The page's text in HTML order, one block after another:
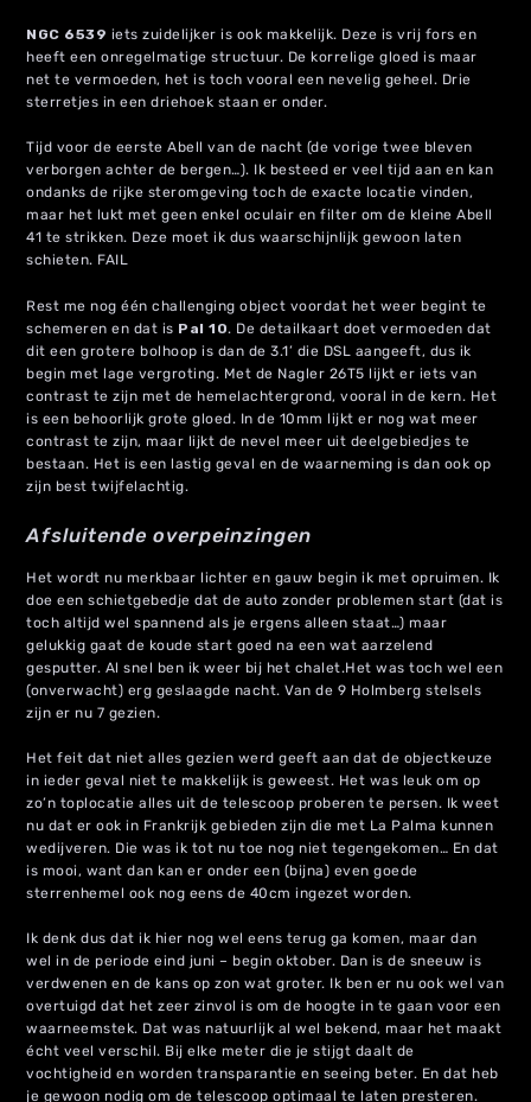
NGC 6539 iets zuidelijker is ook makkelijk. Deze is vrij fors en
heeft een onregelmatige structuur. De korrelige gloed is maar
net te vermoeden, het is toch vooral een nevelig geheel. Drie
sterretjes in een driehoek staan er onder.
Tijd voor de eerste Abell van de nacht (de vorige twee bleven
verborgen achter de bergen…). Ik besteed er veel tijd aan en kan
ondanks de rijke steromgeving toch de exacte locatie vinden,
maar het lukt met geen enkel oculair en filter om de kleine Abell
41 te strikken. Deze moet ik dus waarschijnlijk gewoon laten
schieten. FAIL
Rest me nog één challenging object voordat het weer begint te
schemeren en dat is Pal 10. De detailkaart doet vermoeden dat
dit een grotere bolhoop is dan de 3.1’ die DSL aangeeft, dus ik
begin met lage vergroting. Met de Nagler 26T5 lijkt er iets van
contrast te zijn met de hemelachtergrond, vooral in de kern. Het
is een behoorlijk grote gloed. In de 10mm lijkt er nog wat meer
contrast te zijn, maar lijkt de nevel meer uit deelgebiedjes te
bestaan. Het is een lastig geval en de waarneming is dan ook op
zijn best twijfelachtig.
Afsluitende overpeinzingen
Het wordt nu merkbaar lichter en gauw begin ik met opruimen. Ik
doe een schietgebedje dat de auto zonder problemen start (dat is
toch altijd wel spannend als je ergens alleen staat…) maar
gelukkig gaat de koude start goed na een wat aarzelend
gesputter. Al snel ben ik weer bij het chalet.Het was toch wel een
(onverwacht) erg geslaagde nacht. Van de 9 Holmberg stelsels
zijn er nu 7 gezien.
Het feit dat niet alles gezien werd geeft aan dat de objectkeuze
in ieder geval niet te makkelijk is geweest. Het was leuk om op
zo’n toplocatie alles uit de telescoop proberen te persen. Ik weet
nu dat er ook in Frankrijk gebieden zijn die met La Palma kunnen
wedijveren. Die was ik tot nu toe nog niet tegengekomen… En dat
is mooi, want dan kan er onder een (bijna) even goede
sterrenhemel ook nog eens de 40cm ingezet worden.
Ik denk dus dat ik hier nog wel eens terug ga komen, maar dan
wel in de periode eind juni – begin oktober. Dan is de sneeuw is
verdwenen en de kans op zon wat groter. Ik ben er nu ook wel van
overtuigd dat het zeer zinvol is om de hoogte in te gaan voor een
waarneemstek. Dat was natuurlijk al wel bekend, maar het maakt
écht veel verschil. Bij elke meter die je stijgt daalt de
vochtigheid en worden transparantie en seeing beter. En dat heb
je gewoon nodig om de telescoop optimaal te laten presteren.